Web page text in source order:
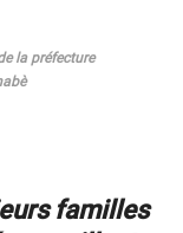
la préfecture
familles